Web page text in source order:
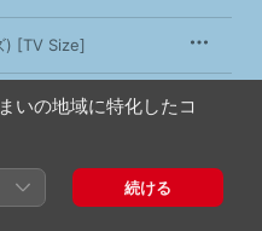
) [TV Size]
いの地域に特化したコ
続ける